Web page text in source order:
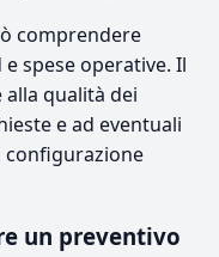
comprendere
spese operative. Il
qualità dei
e ad eventuali
un preventivo